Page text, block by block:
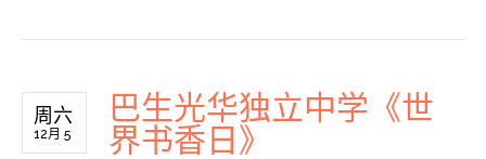
周六
12月 5
巴生光华独立中学《世
界书香日》